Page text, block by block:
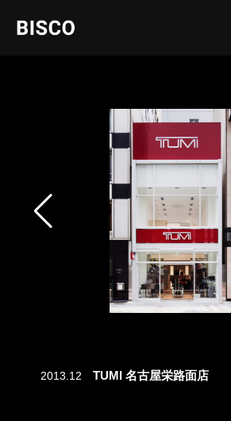
2013.12 TUMI 名古屋栄路面店